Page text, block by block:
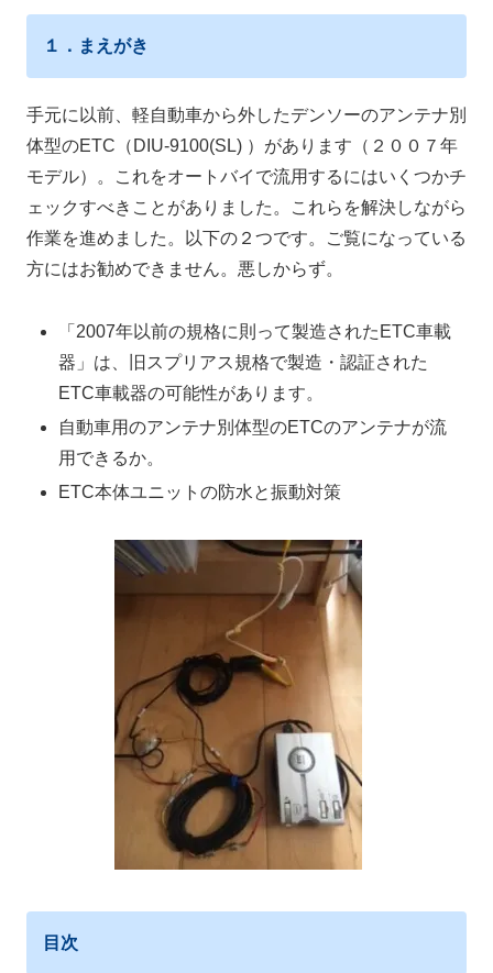
１．まえがき
手元に以前、軽自動車から外したデンソーのアンテナ別
体型のETC（ DIU-9100(SL) ）があります（２００７年
モデル）。これをオートバイで流用するにはいくつかチ
ェックすべきことがありました。これらを解決しながら
作業を進めました。以下の２つです。ご覧になっている
方にはお勧めできません。悪しからず。
「2007年以前の規格に則って製造されたETC車載
器」は、旧スプリアス規格で製造・認証された
ETC車載器の可能性があります。
自動車用のアンテナ別体型のETCのアンテナが流
用できるか。
ETC本体ユニットの防水と振動対策
目次